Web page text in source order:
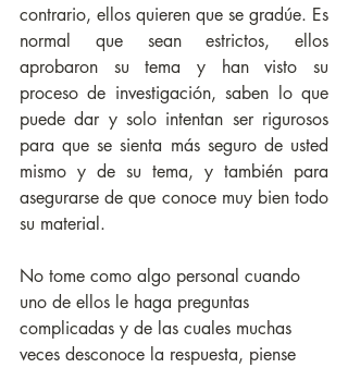
contrario, ellos quieren que se gradúe. Es
normal que sean estrictos, ellos
aprobaron su tema y han visto su
proceso de investigación, saben lo que
puede dar y solo intentan ser rigurosos
para que se sienta más seguro de usted
mismo y de su tema, y también para
asegurarse de que conoce muy bien todo
su material.
No tome como algo personal cuando
uno de ellos le haga preguntas
complicadas y de las cuales muchas
veces desconoce la respuesta, piense